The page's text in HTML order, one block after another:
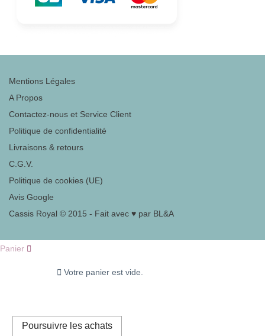
Mentions Légales
A Propos
Contactez-nous et Service Client
Politique de confidentialité
Livraisons & retours
C.G.V.
Politique de cookies (UE)
Avis Google
Cassis Royal © 2015 - Fait avec ♥ par BL&A
Panier
Votre panier est vide.
Poursuivre les achats